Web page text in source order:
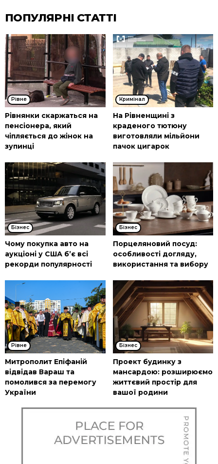
ПОПУЛЯРНІ СТАТТІ
Рівне
Рівнянки скаржаться на
пенсіонера, який
чіпляється до жінок на
зупинці
Кримінал
На Рівненщині з
краденого тютюну
виготовляли мільйони
пачок цигарок
Бізнес
Чому покупка авто на
аукціоні у США б’є всі
рекорди популярності
Бізнес
Порцеляновий посуд:
особливості догляду,
використання та вибору
Рівне
Митрополит Епіфаній
відвідав Вараш та
помолився за перемогу
України
Бізнес
Проект будинку з
мансардою: розширюємо
життєвий простір для
вашої родини